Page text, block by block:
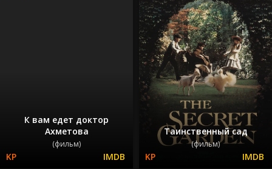
К вам едет доктор
Ахметова
(фильм)
Таинственный сад
(фильм)